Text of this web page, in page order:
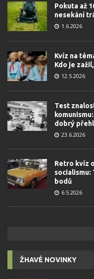
Pokuta až
nesekání
1.6.2026
Kvíz na
Kdo je
12.5.2026
Test
dobrý
23.6.2026
Retro kvíz
socialismu:
bodů
6.5.2026
ŽHAVÉ NOVINKY